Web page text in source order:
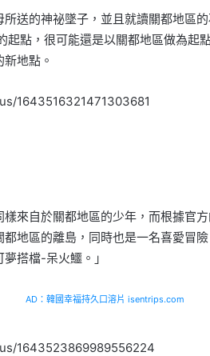
所送的神祕墜子，並且就讀關都地區
點，很可能還是以關都地區做為起
地點。
1643516321471303681
來自於關都地區的少年，而根據官
地區的離島，同時也是一名喜愛冒
搭檔-呆火鱷。」
AD：韓國幸福持久口溶片 isentrips.com
1643523869989556224